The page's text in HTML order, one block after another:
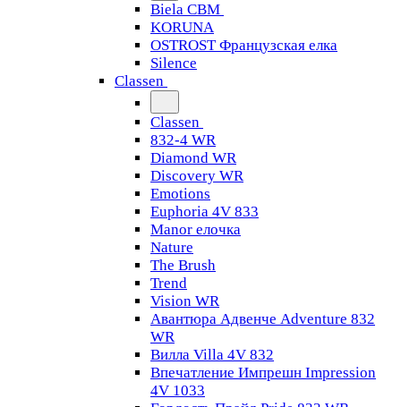
Biela CBM
KORUNA
OSTROST Французская елка
Silence
Classen
Classen
832-4 WR
Diamond WR
Discovery WR
Emotions
Euphoria 4V 833
Manor елочка
Nature
The Brush
Trend
Vision WR
Авантюра Адвенче Adventure 832
WR
Вилла Villa 4V 832
Впечатление Импрешн Impression
4V 1033